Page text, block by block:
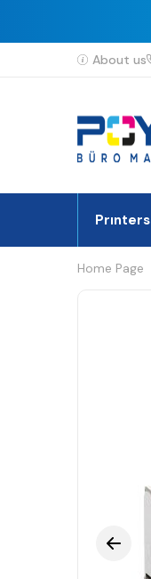
About us
Prınters
Home Page